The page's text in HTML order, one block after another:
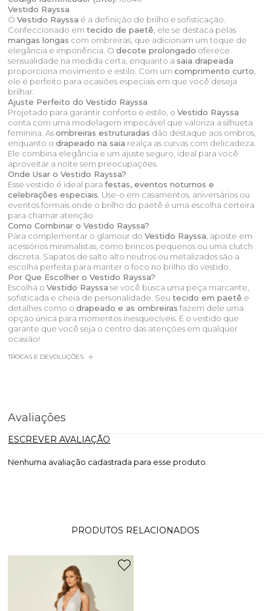
Vestido Rayssa
OVestido Rayssa é a definição de brilho e sofisticação.
Confeccionado emtecido de paetê, ele se destaca pelas
mangas longas com ombreiras, que adicionam um toque de
elegância e imponência. Odecote prolongado oferece
sensualidade na medida certa, enquanto a saia drapeada
proporciona movimento e estilo. Com umcomprimento curto,
ele é perfeito para ocasiões especiais em que você deseja
brilhar.
Ajuste Perfeito do Vestido Rayssa
Projetado para garantir conforto e estilo, oVestido Rayssa
conta com uma modelagem impecável que valoriza a silhueta
feminina. Asombreiras estruturadas dão destaque aos ombros,
enquanto odrapeado na saia realça as curvas com delicadeza.
Ele combina elegância e um ajuste seguro, ideal para você
aproveitar a noite sem preocupações.
Onde Usar o Vestido Rayssa?
Esse vestido é ideal parafestas, eventos noturnos e
celebrações especiais. Use-o em casamentos, aniversários ou
eventos formais onde o brilho do paetê é uma escolha certeira
para chamar atenção.
Como Combinar o Vestido Rayssa?
Para complementar o glamour doVestido Rayssa, aposte em
acessórios minimalistas, como brincos pequenos ou uma clutch
discreta. Sapatos de salto alto neutros ou metalizados são a
escolha perfeita para manter o foco no brilho do vestido.
Por Que Escolher o Vestido Rayssa?
Escolha oVestido Rayssa se você busca uma peça marcante,
sofisticada e cheia de personalidade. Seutecido em paetê e
detalhes como odrapeado e as ombreiras fazem dele uma
opção única para momentos inesquecíveis. É o vestido que
garante que você seja o centro das atenções em qualquer
ocasião!
TROCAS E DEVOLUÇÕES
Avaliações
ESCREVER AVALIAÇÃO
Nenhuma avaliação cadastrada para esse produto.
PRODUTOS RELACIONADOS